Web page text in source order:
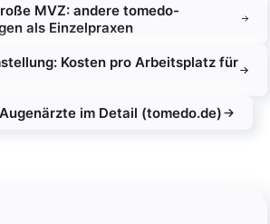
MVZ: andere tomedo-
als Einzelpraxen
Kosten pro Arbeitsplatz für
im Detail (tomedo.de)